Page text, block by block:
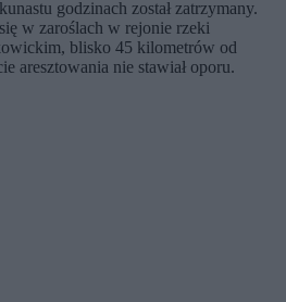
godzinach został zatrzymany.
w zaroślach w rejonie rzeki
blisko 45 kilometrów od
aresztowania nie stawiał oporu.